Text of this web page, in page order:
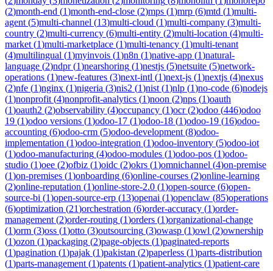
(2)month-end (1)month-end-close (2)mps (1)mrp (6)mtd (1)multi-
agent (5)multi-channel (13)multi-cloud (1)multi-company (3)multi-
country (2)multi-currency (6)multi-entity (2)multi-location (4)multi-
market (1)multi-marketplace (1)multi-tenancy (1)multi-tenant
(4)multilingual (1)myinvois (1)n8n (1)native-app (1)natural-
language (2)ndpr(1)nearshoring (1)nestjs (5)netsuite (5)network-
operations (1)new-features (3)next-intl (1)next-js (1)nextjs (4)nexus
(2)nfe (1)nginx (1)nigeria (3)nis2 (1)nist (1)nlp (1)no-code (6)nodejs
(1)nonprofit (4)nonprofit-analytics (1)noon (2)nps (1)oauth
(1)oauth2 (2)observability (4)occupancy (1)ocr(2)odoo (446)odoo
19 (1)odoo versions (1)odoo-17 (1)odoo-18 (1)odoo-19 (16)odoo-
accounting (6)odoo-crm (5)odoo-development (8)odoo-
implementation (1)odoo-integration (1)odoo-inventory (5)odoo-iot
(1)odoo-manufacturing (4)odoo-modules (1)odoo-pos (1)odoo-
studio (1)oee (2)ofbiz (1)oidc (2)okrs (1)omnichannel (4)on-premise
(1)on-premises (1)onboarding (6)online-courses (2)online-learning
(2)online-reputation (1)online-store-2.0 (1)open-source (6)open-
source-bi (1)open-source-erp (13)openai (1)openclaw (85)operations
(6)optimization (21)orchestration (6)order-accuracy (1)order-
management (2)order-routing (1)orders (1)organizational-change
(1)orm (3)oss (1)otto (3)outsourcing (3)owasp (1)owl (2)ownership
(1)ozon (1)packaging (2)page-objects (1)paginated-reports
(1)pagination (1)pajak (1)pakistan (2)paperless (1)parts-distribution
(1)parts-management (1)patents (1)patient-analytics (1)patient-care